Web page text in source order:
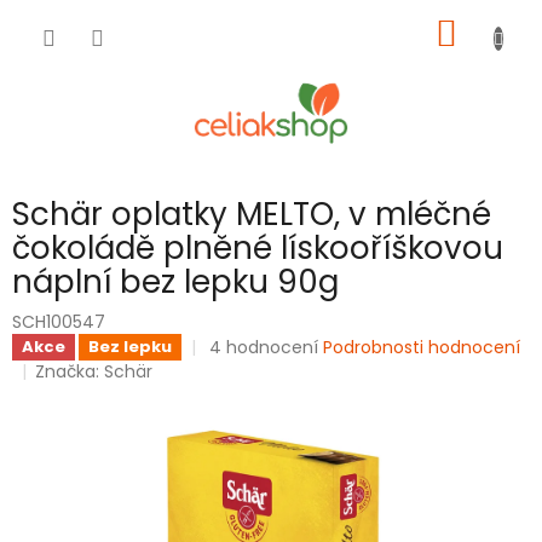
KOŠÍK
Schär oplatky MELTO, v mléčné
čokoládě plněné lískooříškovou
náplní bez lepku 90g
SCH100547
Akce Bez lepku
Průměrné
4,8
hvězdiček.
4 hodnocení Podrobnosti hodnocení
Značka:Schär